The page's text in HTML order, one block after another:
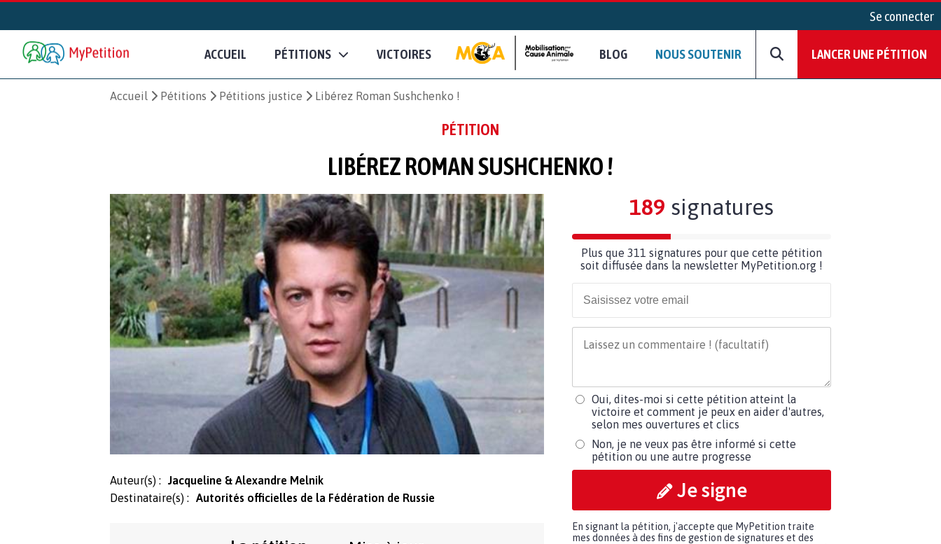
Se connecter
ACCUEIL PÉTITIONS VICTOIRES BLOG NOUS SOUTENIR LANCER UNE PÉTITION
Accueil Pétitions Pétitions justice Libérez Roman Sushchenko !
PÉTITION
LIBÉREZ ROMAN SUSHCHENKO !
Auteur(s) :
Jacqueline & Alexandre Melnik
Destinataire(s) :
Autorités officielles de la Fédération de Russie
189 signatures
Plus que 311 signatures pour que cette pétition
soit diffusée dans la newsletter MyPetition.org !
Oui, dites-moi si cette pétition atteint la
victoire et comment je peux en aider d'autres,
selon mes ouvertures et clics
Non, je ne veux pas être informé si cette
pétition ou une autre progresse
Je signe
En signant la pétition, j'accepte que MyPetition traite
mes données à des fins de gestion de signatures et des